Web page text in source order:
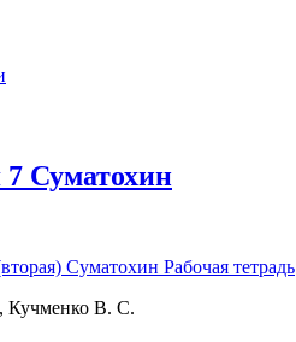
7 Суматохин
Суматохин Рабочая тетрадь
Кучменко В. С.